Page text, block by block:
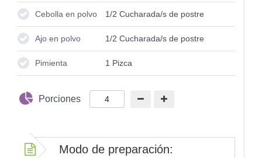
Cebolla en polvo 1/2 Cucharada/s de postre
Ajo en polvo 1/2 Cucharada/s de postre
Pimienta 1 Pizca
Porciones
Modo de preparación: